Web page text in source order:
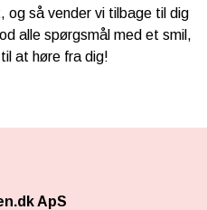
, og så vender vi tilbage til dig
alle spørgsmål med et smil,
at høre fra dig!
ApS